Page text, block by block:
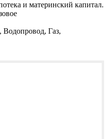
и материнский капитал.
Водопровод, Газ,